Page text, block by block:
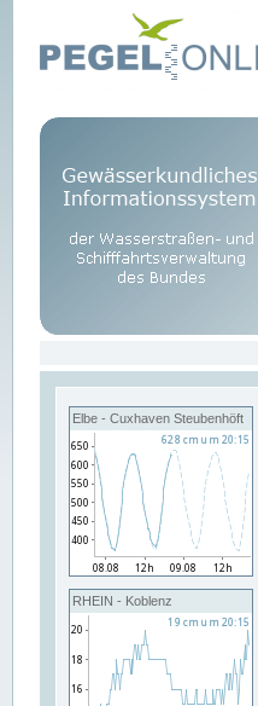
Elbe - Cuxhaven Steubenhöft
RHEIN - Koblenz